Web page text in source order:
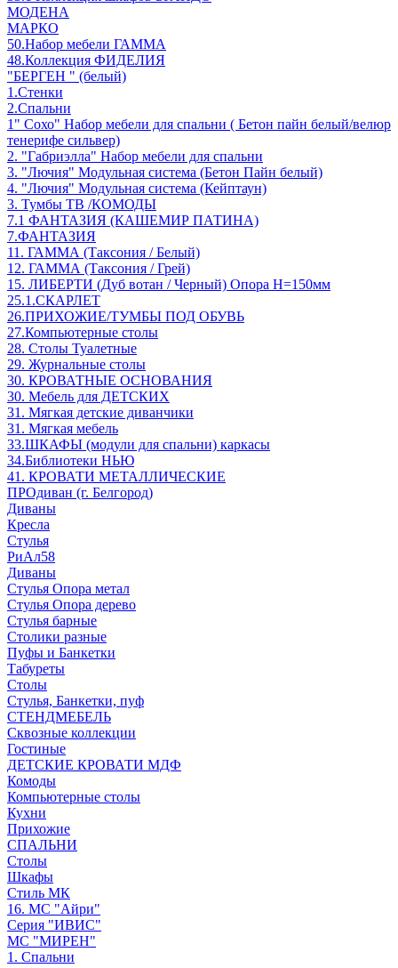
МОДЕНА
МАРКО
50.Набор мебели ГАММА
48.Коллекция ФИДЕЛИЯ
"БЕРГЕН " (белый)
1.Стенки
2.Спальни
1" Сохо" Набор мебели для спальни ( Бетон пайн белый/велюр
тенерифе сильвер)
2. "Габриэлла" Набор мебели для спальни
3. "Лючия" Модульная система (Бетон Пайн белый)
4. "Лючия" Модульная система (Кейптаун)
3. Тумбы ТВ /КОМОДЫ
7.1 ФАНТАЗИЯ (КАШЕМИР ПАТИНА)
7.ФАНТАЗИЯ
11. ГАММА (Таксония / Белый)
12. ГАММА (Таксония / Грей)
15. ЛИБЕРТИ (Дуб вотан / Черный) Опора Н=150мм
25.1.СКАРЛЕТ
26.ПРИХОЖИЕ/ТУМБЫ ПОД ОБУВЬ
27.Компьютерные столы
28. Столы Туалетные
29. Журнальные столы
30. КРОВАТНЫЕ ОСНОВАНИЯ
30. Мебель для ДЕТСКИХ
31. Мягкая детские диванчики
31. Мягкая мебель
33.ШКАФЫ (модули для спальни) каркасы
34.Библиотеки НЬЮ
41. КРОВАТИ МЕТАЛЛИЧЕСКИЕ
ПРОдиван (г. Белгород)
Диваны
Кресла
Стулья
РиАл58
Диваны
Стулья Опора метал
Стулья Опора дерево
Стулья барные
Столики разные
Пуфы и Банкетки
Табуреты
Столы
Стулья, Банкетки, пуф
СТЕНДМЕБЕЛЬ
Сквозные коллекции
Гостиные
ДЕТСКИЕ КРОВАТИ МДФ
Комоды
Компьютерные столы
Кухни
Прихожие
СПАЛЬНИ
Столы
Шкафы
Стиль МК
16. МС "Айри"
Серия "ИВИС"
МС "МИРЕН"
1. Спальни